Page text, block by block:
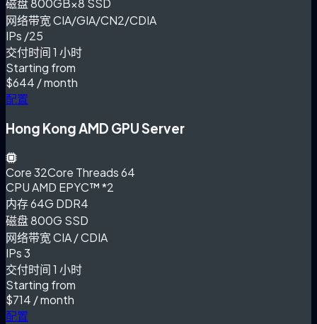
磁盘800GB×8 SSD
网络带宽CIA/GIA/CN2/CDIA
IPs /25
交付时间1 小时
Starting from
$644 / month
配置
Hong Kong AMD GPU Server
Core32Core Threads 64
CPUAMD EPYC™ *2
内存64G DDR4
磁盘800G SSD
网络带宽CIA / CDIA
IPs3
交付时间1 小时
Starting from
$714 / month
配置